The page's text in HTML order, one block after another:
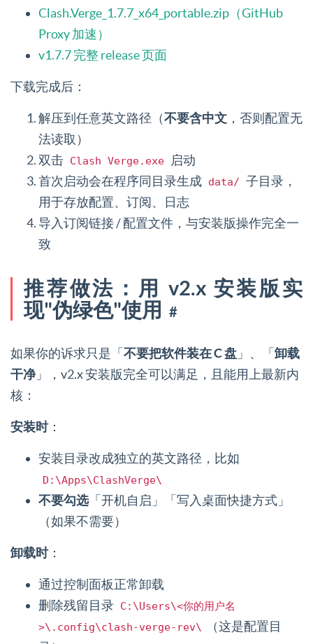
Clash.Verge_1.7.7_x64_portable.zip（GitHub
Proxy 加速）
v1.7.7 完整 release 页面
下载完成后：
解压到任意英文路径（不要含中文 ，否则配置无
法读取）
双击 Clash Verge.exe
启动
首次启动会在程序同目录生成 data/ 子目录，
用于存放配置、订阅、日志
导入订阅链接 / 配置文件，与安装版操作完全一
致
推荐做法：用 v2.x 安装版实
现"伪绿色"使用
#
如果你的诉求只是「 不要把软件装在 C 盘 」、「 卸载
干净」，v2.x 安装版完全可以满足，且能用上最新内
核：
安装时：
安装目录改成独立的英文路径，比如
D:\Apps\ClashVerge\
不要勾选「开机自启」「写入桌面快捷方式」
（如果不需要）
卸载时：
通过控制面板正常卸载
删除残留目录 C:\Users\<你的用户名
>\.config\clash-verge-rev\
（这是配置目